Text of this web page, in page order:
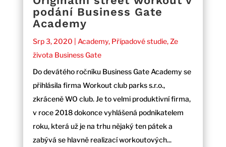
podání Business Gate
Academy
Srp 3, 2020 | Academy, Případové studie,Ze
života Business Gate
Do devátého ročníku Business Gate Academy se
přihlásila firma Workout club parks s.r.o.,
zkráceně WO club. Je to velmi produktivní firma,
v roce 2018 dokonce vyhlášená podnikatelem
roku, která už je na trhu nějaký ten pátek a
zabývá se hlavně realizací workoutových...